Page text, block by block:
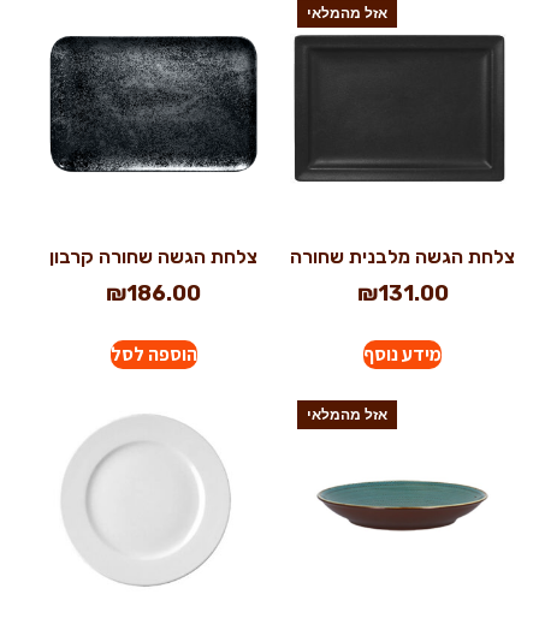
אזל מהמלאי
צלחת הגשה מלבנית שחורה
₪131.00
מידע נוסף
צלחת הגשה שחורה קרבון
₪186.00
הוספה לסל
אזל מהמלאי